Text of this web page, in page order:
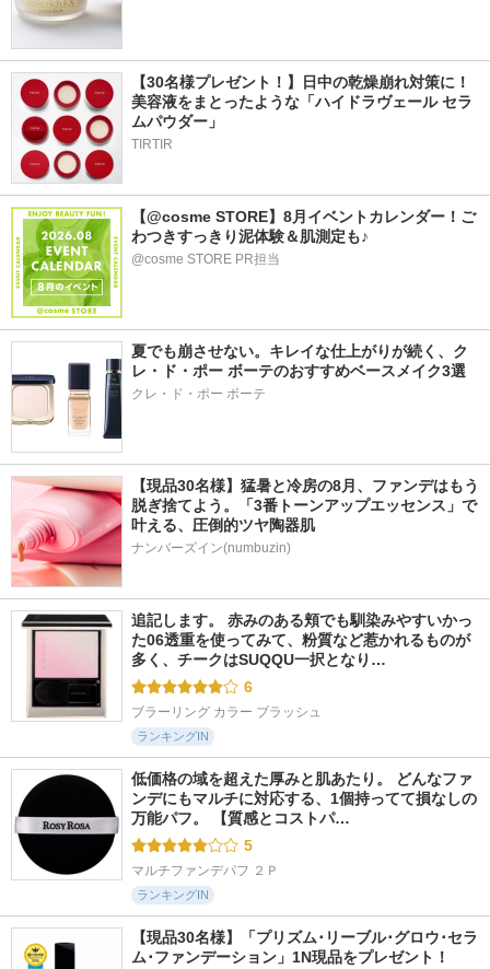
【30名様プレゼント！】日中の乾燥崩れ対策に！
美容液をまとったような「ハイドラヴェール セラ
ムパウダー」
TIRTIR
【@cosme STORE】8月イベントカレンダー！ご
わつきすっきり泥体験＆肌測定も♪
@cosme STORE PR担当
夏でも崩させない。キレイな仕上がりが続く、ク
レ・ド・ポー ボーテのおすすめベースメイク3選
クレ・ド・ポー ボーテ
【現品30名様】猛暑と冷房の8月、ファンデはもう
脱ぎ捨てよう。「3番トーンアップエッセンス」で
叶える、圧倒的ツヤ陶器肌
ナンバーズイン(numbuzin)
追記します。 赤みのある頬でも馴染みやすいかっ
た06透重を使ってみて、粉質など惹かれるものが
多く、チークはSUQQU一択となり…
6
ブラーリング カラー ブラッシュ
ランキングIN
低価格の域を超えた厚みと肌あたり。 どんなファ
ンデにもマルチに対応する、1個持ってて損なしの
万能パフ。 【質感とコストパ…
5
マルチファンデパフ ２Ｐ
ランキングIN
【現品30名様】「プリズム･リーブル･グロウ･セラ